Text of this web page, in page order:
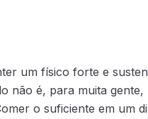
um físico forte e
não é, para muita gente,
o suficiente em um